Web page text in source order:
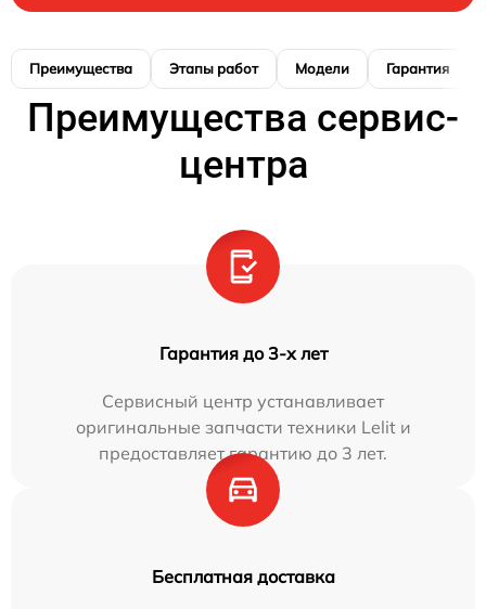
Преимущества Этапы работ Модели Гарантия
Преимущества сервис-
центра
Гарантия до 3-х лет
Сервисный центр устанавливает
оригинальные запчасти техники Lelit и
предоставляет гарантию до 3 лет.
Бесплатная доставка